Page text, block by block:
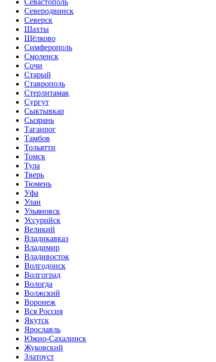
Севастополь
Северодвинск
Северск
Шахты
Щёлково
Симферополь
Смоленск
Сочи
Старый
Ставрополь
Стерлитамак
Сургут
Сыктывкар
Сызрань
Таганрог
Тамбов
Тольятти
Томск
Тула
Тверь
Тюмень
Уфа
Улан
Ульяновск
Уссурийск
Великий
Владикавказ
Владимир
Владивосток
Волгодонск
Волгоград
Вологда
Волжский
Воронеж
Вся Россия
Якутск
Ярославль
Южно-Сахалинск
Жуковский
Златоуст